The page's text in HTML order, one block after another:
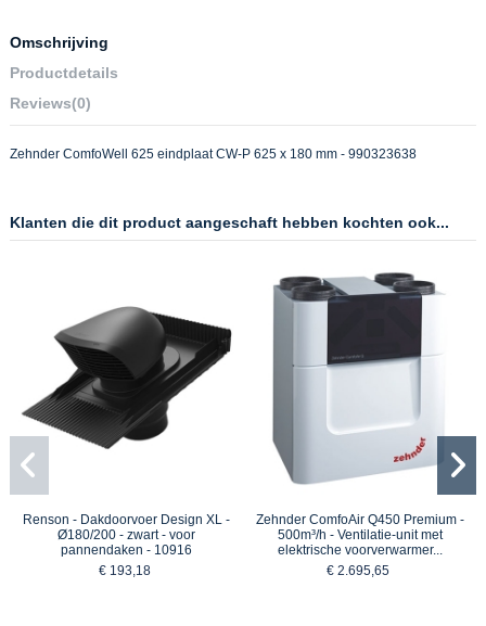
Omschrijving
Productdetails
Reviews(0)
Zehnder ComfoWell 625 eindplaat CW-P 625 x 180 mm - 990323638
Klanten die dit product aangeschaft hebben kochten ook...
Renson - Dakdoorvoer Design XL -
Ø180/200 - zwart - voor
pannendaken - 10916
€ 193,18
Zehnder ComfoAir Q450 Premium -
500m³/h - Ventilatie-unit met
elektrische voorverwarmer...
€ 2.695,65